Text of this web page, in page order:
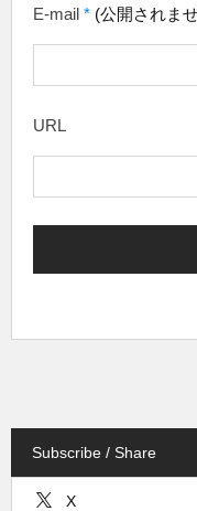
E-mail * (公開されま
URL
Subscribe / Share
X